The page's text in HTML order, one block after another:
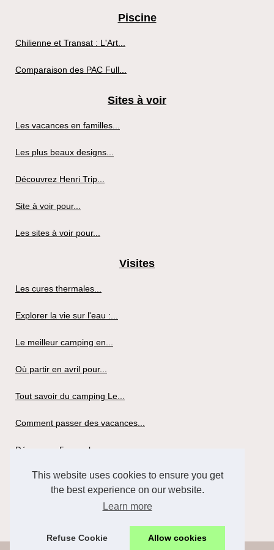
This website uses cookies to ensure you get
the best experience on our website.
Learn more
Refuse Cookie Allow cookies
Piscine
Chilienne et Transat : L'Art...
Comparaison des PAC Full...
Sites à voir
Les vacances en familles...
Les plus beaux designs...
Découvrez Henri Trip...
Site à voir pour...
Les sites à voir pour...
Visites
Les cures thermales...
Explorer la vie sur l'eau :...
Le meilleur camping en...
Où partir en avril pour...
Tout savoir du camping Le...
Comment passer des vacances...
Découvrez 5 superbes...
Louer un mobil-home pour...
Tout savoir du camping la...